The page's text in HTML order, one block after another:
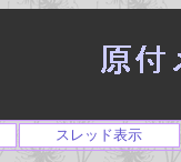
スレッド表示